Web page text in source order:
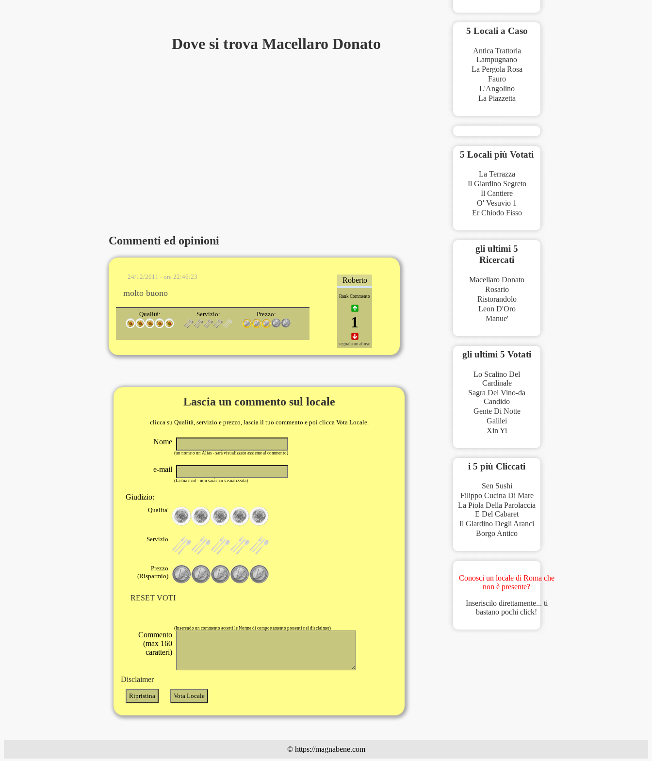
Dove si trova Macellaro Donato
Commenti ed opinioni
24/12/2011 - ore 22:46:23
molto buono
Qualità: Servizio: Prezzo:
Roberto
Rank Commento
1
segnala un abuso
Lascia un commento sul locale
clicca su Qualità, servizio e prezzo, lascia il tuo commento e poi clicca Vota Locale.
Nome
(un nome o un Alias - sarà visualizzato assieme al commento)
e-mail
(La tua mail - non sarà mai visualizzata)
Giudizio:
Qualita'
Servizio
Prezzo
(Risparmio)
RESET VOTI
(Inserendo un commento accetti le Norme di comportamento presenti nel disclaimer)
Commento
(max 160
caratteri)
Disclaimer
5 Locali a Caso
Antica Trattoria
Lampugnano
La Pergola Rosa
Fauro
L'Angolino
La Piazzetta
5 Locali più Votati
La Terrazza
Il Giardino Segreto
Il Cantiere
O' Vesuvio 1
Er Chiodo Fisso
gli ultimi 5
Ricercati
Macellaro Donato
Rosario
Ristorandolo
Leon D'Oro
Manue'
gli ultimi 5 Votati
Lo Scalino Del
Cardinale
Sagra Del Vino-da
Candido
Gente Di Notte
Galilei
Xin Yi
i 5 più Cliccati
Sen Sushi
Filippo Cucina Di Mare
La Piola Della Parolaccia
E Del Cabaret
Il Giardino Degli Aranci
Borgo Antico
Conosci un locale di Roma che
non è presente?
Inseriscilo direttamente... ti
bastano pochi click!
© https://magnabene.com